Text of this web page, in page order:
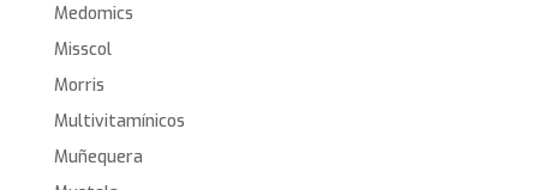
Medomics
Misscol
Morris
Multivitamínicos
Muñequera